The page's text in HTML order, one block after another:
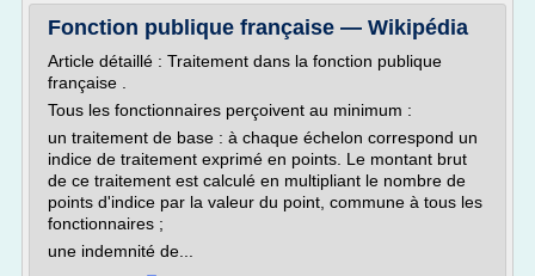
Fonction publique française — Wikipédia
Article détaillé : Traitement dans la fonction publique
française .
Tous les fonctionnaires perçoivent au minimum :
un traitement de base : à chaque échelon correspond un
indice de traitement exprimé en points. Le montant brut
de ce traitement est calculé en multipliant le nombre de
points d'indice par la valeur du point, commune à tous les
fonctionnaires ;
une indemnité de...